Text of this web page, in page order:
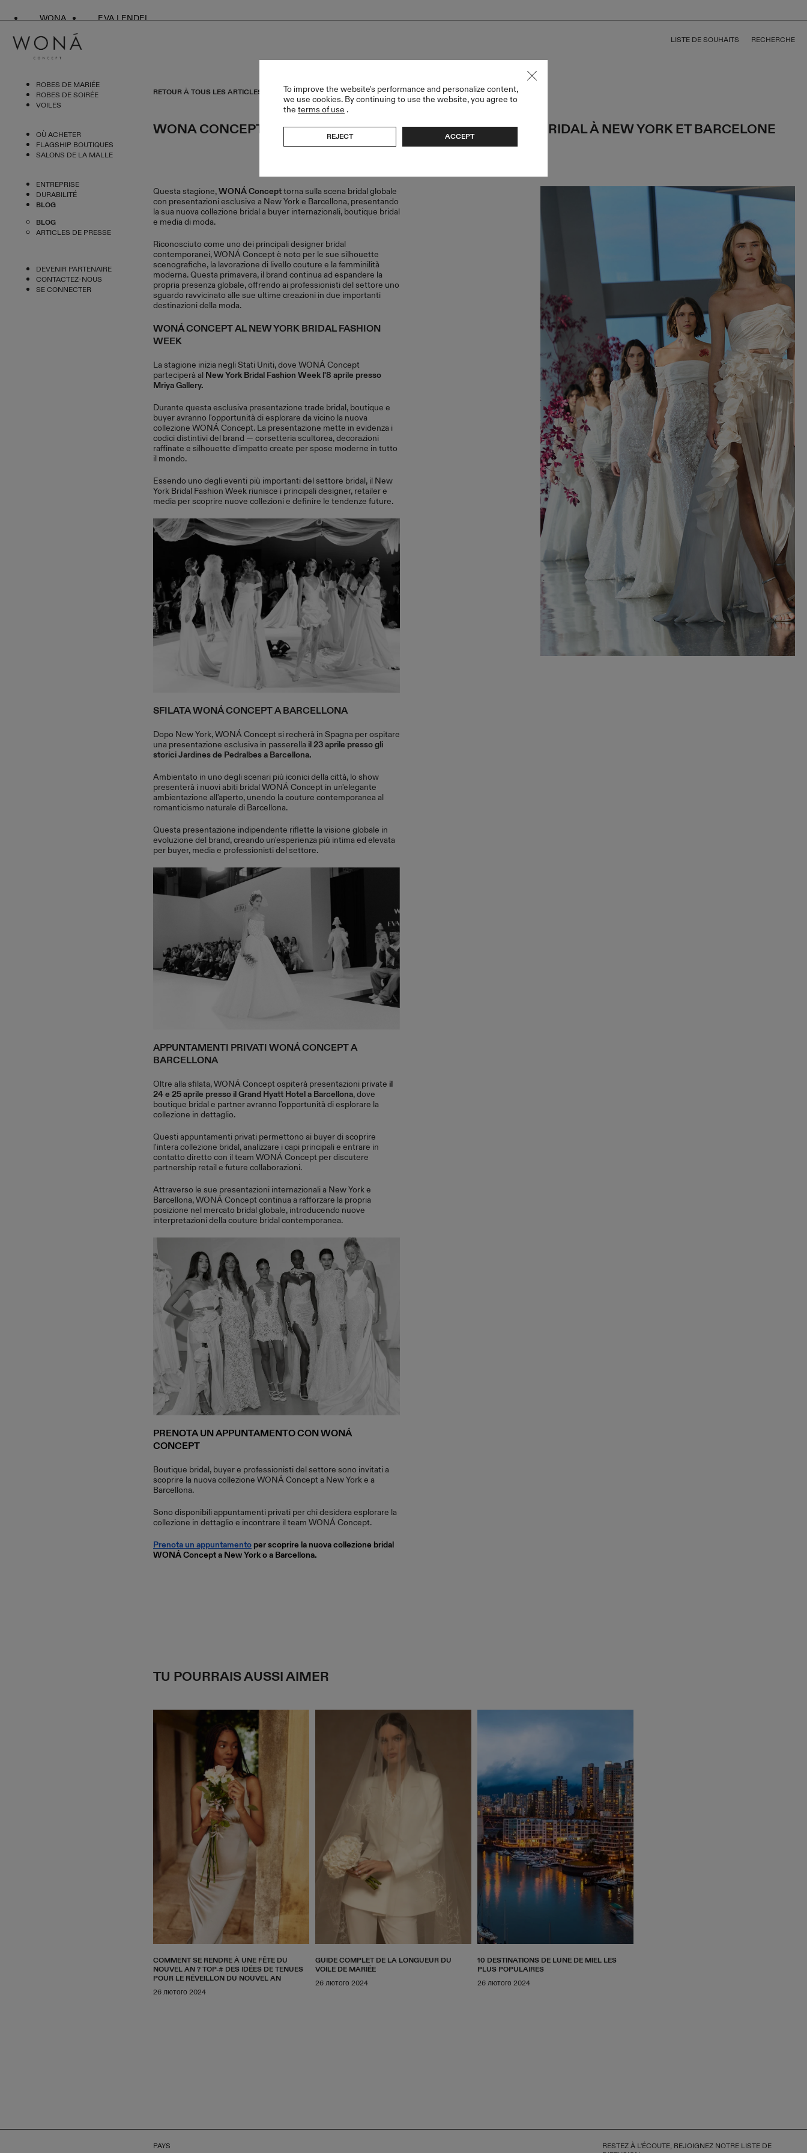
WONA EVA LENDEL
LISTE DE SOUHAITS RECHERCHE
ROBES DE MARIÉE
ROBES DE SOIRÉE
VOILES
OÙ ACHETER
FLAGSHIP BOUTIQUES
SALONS DE LA MALLE
ENTREPRISE
DURABILITÉ
BLOG
BLOG
ARTICLES DE PRESSE
DEVENIR PARTENAIRE
CONTACTEZ-NOUS
SE CONNECTER
RETOUR À TOUS LES ARTICLES
WONA CONCEPT PRÉSENTERA SA NOUVELLE COLLECTION BRIDAL À NEW YORK ET BARCELONE
Questa stagione,WONÁ Concepttorna sulla scena bridal globale
con presentazioni esclusive a New York e Barcellona, presentando
la sua nuova collezione bridal a buyer internazionali, boutique bridal
e media di moda.
Riconosciuto come uno dei principali designer bridal
contemporanei, WONÁ Concept è noto per le sue silhouette
scenografiche, la lavorazione di livello couture e la femminilità
moderna. Questa primavera, il brand continua ad espandere la
propria presenza globale, offrendo ai professionisti del settore uno
sguardo ravvicinato alle sue ultime creazioni in due importanti
destinazioni della moda.
WONÁ CONCEPT AL NEW YORK BRIDAL FASHION
WEEK
La stagione inizia negli Stati Uniti, dove WONÁ Concept
parteciperà al New York Bridal Fashion Week l'8 aprile presso
Mriya Gallery.
Durante questa esclusiva presentazione trade bridal, boutique e
buyer avranno l'opportunità di esplorare da vicino la nuova
collezione WONÁ Concept. La presentazione mette in evidenza i
codici distintivi del brand — corsetteria scultorea, decorazioni
raffinate e silhouette d'impatto create per spose moderne in tutto
il mondo.
Essendo uno degli eventi più importanti del settore bridal, il New
York Bridal Fashion Week riunisce i principali designer, retailer e
media per scoprire nuove collezioni e definire le tendenze future.
SFILATA WONÁ CONCEPT A BARCELLONA
Dopo New York, WONÁ Concept si recherà in Spagna per ospitare
una presentazione esclusiva in passerella il 23 aprile presso gli
storici Jardines de Pedralbes a Barcellona.
Ambientato in uno degli scenari più iconici della città, lo show
presenterà i nuovi abiti bridal WONÁ Concept in un'elegante
ambientazione all'aperto, unendo la couture contemporanea al
romanticismo naturale di Barcellona.
Questa presentazione indipendente riflette la visione globale in
evoluzione del brand, creando un'esperienza più intima ed elevata
per buyer, media e professionisti del settore.
APPUNTAMENTI PRIVATI WONÁ CONCEPT A
BARCELLONA
Oltre alla sfilata, WONÁ Concept ospiterà presentazioni private il
24 e 25 aprile presso il Grand Hyatt Hotel a Barcellona, dove
boutique bridal e partner avranno l'opportunità di esplorare la
collezione in dettaglio.
Questi appuntamenti privati permettono ai buyer di scoprire
l'intera collezione bridal, analizzare i capi principali e entrare in
contatto diretto con il team WONÁ Concept per discutere
partnership retail e future collaborazioni.
Attraverso le sue presentazioni internazionali a New York e
Barcellona, WONÁ Concept continua a rafforzare la propria
posizione nel mercato bridal globale, introducendo nuove
interpretazioni della couture bridal contemporanea.
PRENOTA UN APPUNTAMENTO CON WONÁ
CONCEPT
Boutique bridal, buyer e professionisti del settore sono invitati a
scoprire la nuova collezione WONÁ Concept a New York e a
Barcellona.
Sono disponibili appuntamenti privati per chi desidera esplorare la
collezione in dettaglio e incontrare il team WONÁ Concept.
Prenota un appuntamento per scoprire la nuova collezione bridal
WONÁ Concept a New York o a Barcellona.
TU POURRAIS AUSSI AIMER
COMMENT SE RENDRE À UNE FÊTE DU
NOUVEL AN ? TOP-# DES IDÉES DE TENUES
POUR LE RÉVEILLON DU NOUVEL AN
26 лютого 2024
GUIDE COMPLET DE LA LONGUEUR DU
VOILE DE MARIÉE
26 лютого 2024
10 DESTINATIONS DE LUNE DE MIEL LES
PLUS POPULAIRES
26 лютого 2024
PAYS
RESTEZ À L'ÉCOUTE, REJOIGNEZ NOTRE LISTE DE
To improve the website's performance and personalize content,
we use cookies. By continuing to use the website, you agree to
the terms of use .
REJECT ACCEPT